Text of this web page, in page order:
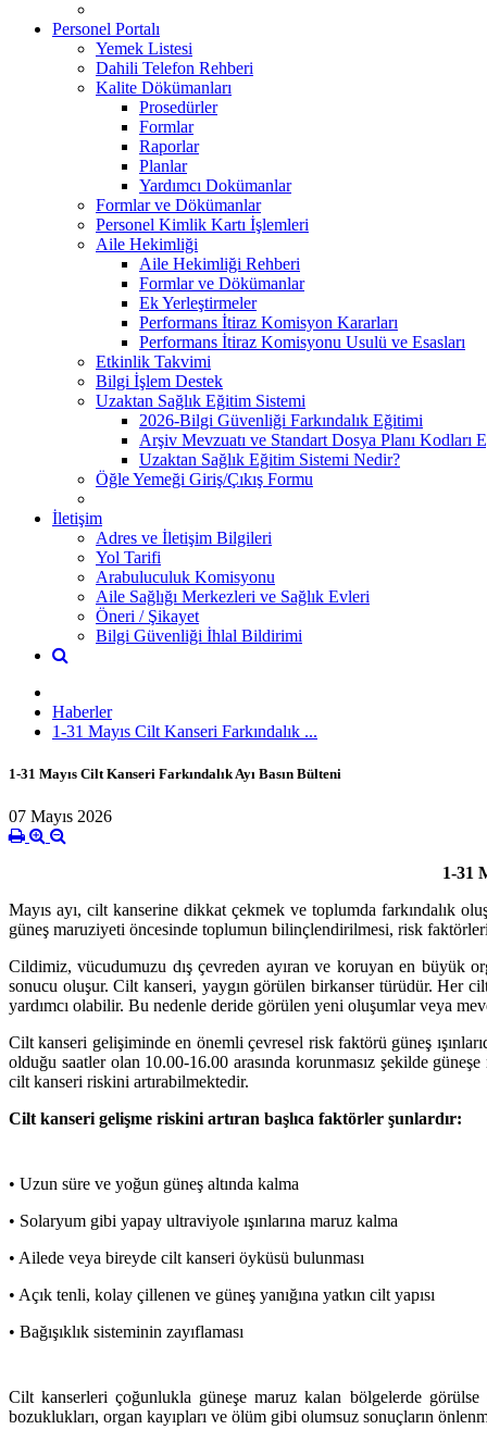
Personel Portalı
Yemek Listesi
Dahili Telefon Rehberi
Kalite Dökümanları
Prosedürler
Formlar
Raporlar
Planlar
Yardımcı Dokümanlar
Formlar ve Dökümanlar
Personel Kimlik Kartı İşlemleri
Aile Hekimliği
Aile Hekimliği Rehberi
Formlar ve Dökümanlar
Ek Yerleştirmeler
Performans İtiraz Komisyon Kararları
Performans İtiraz Komisyonu Usulü ve Esasları
Etkinlik Takvimi
Bilgi İşlem Destek
Uzaktan Sağlık Eğitim Sistemi
2026-Bilgi Güvenliği Farkındalık Eğitimi
Arşiv Mevzuatı ve Standart Dosya Planı Kodları
Uzaktan Sağlık Eğitim Sistemi Nedir?
Öğle Yemeği Giriş/Çıkış Formu
İletişim
Adres ve İletişim Bilgileri
Yol Tarifi
Arabuluculuk Komisyonu
Aile Sağlığı Merkezleri ve Sağlık Evleri
Öneri / Şikayet
Bilgi Güvenliği İhlal Bildirimi
Haberler
1-31 Mayıs Cilt Kanseri Farkındalık ...
1-31 Mayıs Cilt Kanseri Farkındalık Ayı Basın Bülteni
07 Mayıs 2026
1-31
Mayıs ayı, cilt kanserine dikkat çekmek ve toplumda farkındalık
güneş maruziyeti öncesinde toplumun bilinçlendirilmesi, risk
Cildimiz, vücudumuzu dış çevreden ayıran ve koruyan en büyük
sonucu oluşur. Cilt kanseri, yaygın görülen birkanser türüdür. Her
yardımcı olabilir. Bu nedenle deride görülen yeni oluşumlar veya
Cilt kanseri gelişiminde en önemli çevresel risk faktörü güneş
olduğu saatler olan 10.00-16.00 arasında korunmasız şekilde
cilt kanseri riskini artırabilmektedir.
Cilt kanseri gelişme riskini artıran başlıca faktörler şunlardır:
• Uzun süre ve yoğun güneş altında kalma
• Solaryum gibi yapay ultraviyole ışınlarına maruz kalma
• Ailede veya bireyde cilt kanseri öyküsü bulunması
• Açık tenli, kolay çillenen ve güneş yanığına yatkın cilt yapısı
• Bağışıklık sisteminin zayıflaması
Cilt kanserleri çoğunlukla güneşe maruz kalan bölgelerde görülse
bozuklukları, organ kayıpları ve ölüm gibi olumsuz sonuçların